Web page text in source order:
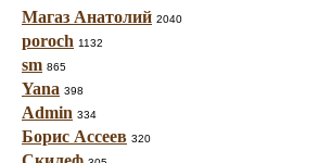
Магаз Анатолий 2040
poroch 1132
sm 865
Yana 398
Admin 334
Борис Ассеев 320